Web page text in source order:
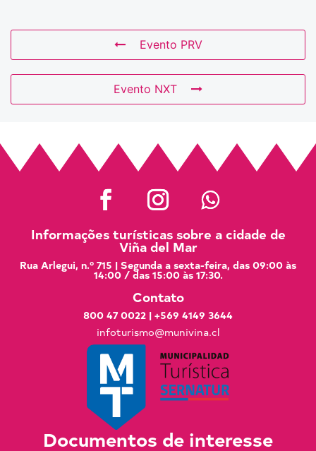
Evento PRV
Evento NXT
Informações turísticas sobre a cidade de
Viña del Mar
Rua Arlegui, n.º 715 | Segunda a sexta-feira, das 09:00 às
14:00 / das 15:00 às 17:30.
Contato
800 47 0022 | +569 4149 3644
infoturismo@munivina.cl
Documentos de interesse